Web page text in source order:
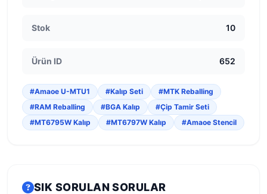
Stok 10
Ürün ID 652
#Amaoe U-MTU1 #Kalıp Seti
#MTK Reballing
#RAM Reballing
#BGA Kalıp
#Çip Tamir Seti
#MT6795W Kalıp
#MT6797W Kalıp #Amaoe Stencil
SIK SORULAN SORULAR